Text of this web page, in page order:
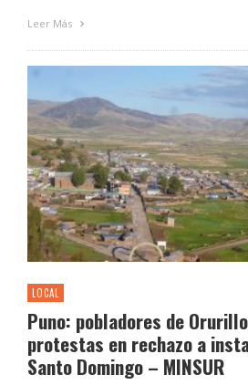
Leer Más
LOCAL
Puno: pobladores de
protestas en rechazo a
Santo Domingo – MINSUR